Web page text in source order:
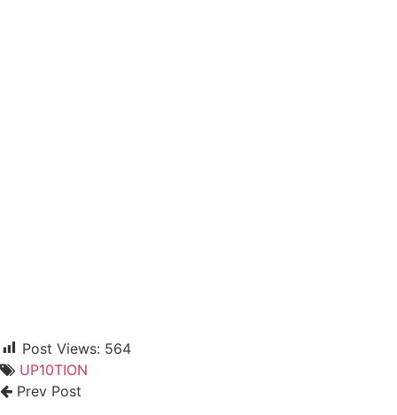
Post Views: 564
UP10TION
Prev Post